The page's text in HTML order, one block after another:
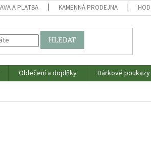
A PLATBA KAMENNÁ PRODEJNA
HLEDAT
Oblečení a doplňky Dárkové poukazy